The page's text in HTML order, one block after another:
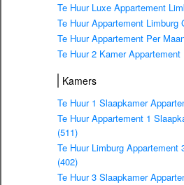
Te Huur Luxe Appartement
Te Huur Appartement Limburg
Te Huur Appartement Per
Te Huur 2 Kamer Appartement
Kamers
Te Huur 1 Slaapkamer
Te Huur Appartement 1
(511)
Te Huur Limburg Appartement
(402)
Te Huur 3 Slaapkamer